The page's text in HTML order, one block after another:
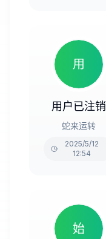
用
用户已注销
蛇来运转
2025/5/12
12:54
始